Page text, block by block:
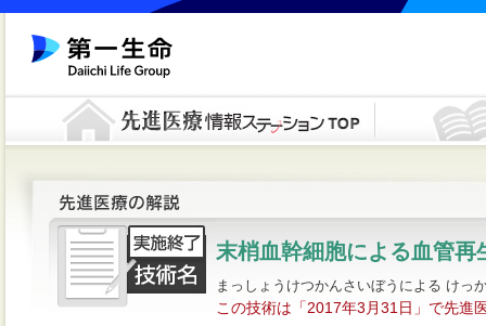
末梢血幹細胞による血管再
まっしょうけつかんさいぼうによる けっ
この技術は「2017年3月31日」で先進